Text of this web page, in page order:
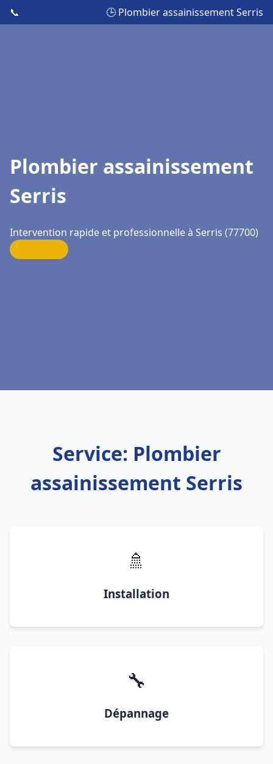
📞 🕒 Plombier assainissement Serris
Plombier assainissement
Serris
Intervention rapide et professionnelle à Serris (77700)
Service: Plombier
assainissement Serris
🚿
Installation
🔧
Dépannage